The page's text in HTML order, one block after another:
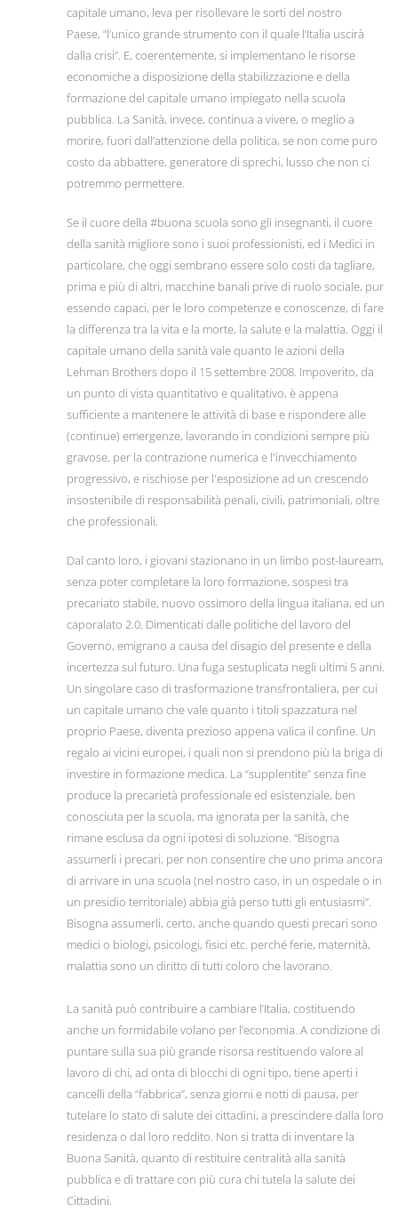
capitale umano, leva per risollevare le sorti del nostro
Paese, “l’unico grande strumento con il quale l’Italia uscirà
dalla crisi”. E, coerentemente, si implementano le risorse
economiche a disposizione della stabilizzazione e della
formazione del capitale umano impiegato nella scuola
pubblica. La Sanità, invece, continua a vivere, o meglio a
morire, fuori dall’attenzione della politica, se non come puro
costo da abbattere, generatore di sprechi, lusso che non ci
potremmo permettere.
Se il cuore della #buona scuola sono gli insegnanti, il cuore
della sanità migliore sono i suoi professionisti, ed i Medici in
particolare, che oggi sembrano essere solo costi da tagliare,
prima e più di altri, macchine banali prive di ruolo sociale, pur
essendo capaci, per le loro competenze e conoscenze, di fare
la differenza tra la vita e la morte, la salute e la malattia. Oggi il
capitale umano della sanità vale quanto le azioni della
Lehman Brothers dopo il 15 settembre 2008. Impoverito, da
un punto di vista quantitativo e qualitativo, è appena
sufficiente a mantenere le attività di base e rispondere alle
(continue) emergenze, lavorando in condizioni sempre più
gravose, per la contrazione numerica e l'invecchiamento
progressivo, e rischiose per l'esposizione ad un crescendo
insostenibile di responsabilità penali, civili, patrimoniali, oltre
che professionali.
Dal canto loro, i giovani stazionano in un limbo post-lauream,
senza poter completare la loro formazione, sospesi tra
precariato stabile, nuovo ossimoro della lingua italiana, ed un
caporalato 2.0. Dimenticati dalle politiche del lavoro del
Governo, emigrano a causa del disagio del presente e della
incertezza sul futuro. Una fuga sestuplicata negli ultimi 5 anni.
Un singolare caso di trasformazione transfrontaliera, per cui
un capitale umano che vale quanto i titoli spazzatura nel
proprio Paese, diventa prezioso appena valica il confine. Un
regalo ai vicini europei, i quali non si prendono più la briga di
investire in formazione medica. La “supplentite” senza fine
produce la precarietà professionale ed esistenziale, ben
conosciuta per la scuola, ma ignorata per la sanità, che
rimane esclusa da ogni ipotesi di soluzione. “Bisogna
assumerli i precari, per non consentire che uno prima ancora
di arrivare in una scuola (nel nostro caso, in un ospedale o in
un presidio territoriale) abbia già perso tutti gli entusiasmi”.
Bisogna assumerli, certo, anche quando questi precari sono
medici o biologi, psicologi, fisici etc. perché ferie, maternità,
malattia sono un diritto di tutti coloro che lavorano.
La sanità può contribuire a cambiare l’Italia, costituendo
anche un formidabile volano per l’economia. A condizione di
puntare sulla sua più grande risorsa restituendo valore al
lavoro di chi, ad onta di blocchi di ogni tipo, tiene aperti i
cancelli della “fabbrica”, senza giorni e notti di pausa, per
tutelare lo stato di salute dei cittadini, a prescindere dalla loro
residenza o dal loro reddito. Non si tratta di inventare la
Buona Sanità, quanto di restituire centralità alla sanità
pubblica e di trattare con più cura chi tutela la salute dei
Cittadini.